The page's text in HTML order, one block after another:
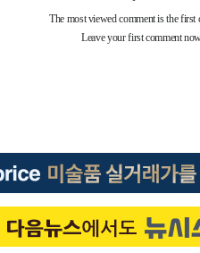
'…"세계적인 선수 되길"
투표 김민석 47.37%·정청래
투표 정청래 47.82%·김민석
투표 김민석 승리…50.30%
의혹 심판 조사"